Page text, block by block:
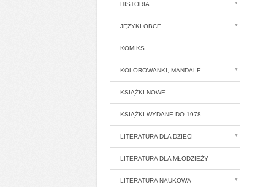
HISTORIA
JĘZYKI OBCE
KOMIKS
KOLOROWANKI, MANDALE
KSIĄŻKI NOWE
KSIĄŻKI WYDANE DO 1978
LITERATURA DLA DZIECI
LITERATURA DLA MŁODZIEŻY
LITERATURA NAUKOWA